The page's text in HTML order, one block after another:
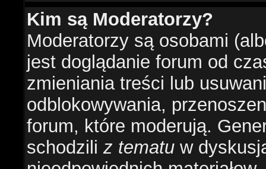
Kim są Moderatorzy?
Moderatorzy są osobami
jest doglądanie forum od
zmieniania treści lub
odblokowywania,
forum, które moderują.
schodzili z tematu w